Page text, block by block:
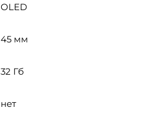
OLED
45 мм
32 Гб
нет